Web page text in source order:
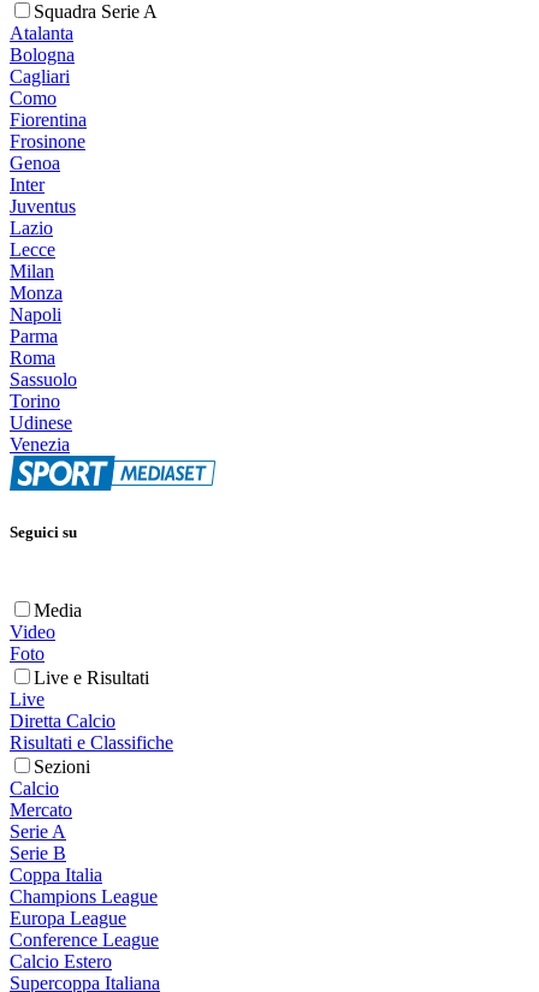
Squadra Serie A
Atalanta
Bologna
Cagliari
Como
Fiorentina
Frosinone
Genoa
Inter
Juventus
Lazio
Lecce
Milan
Monza
Napoli
Parma
Roma
Sassuolo
Torino
Udinese
Venezia
Seguici su
Media
Video
Foto
Live e Risultati
Live
Diretta Calcio
Risultati e Classifiche
Sezioni
Calcio
Mercato
Serie A
Serie B
Coppa Italia
Champions League
Europa League
Conference League
Calcio Estero
Supercoppa Italiana